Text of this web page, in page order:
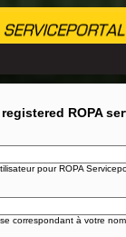
ROPA
pour ROPA
correspondant à votre